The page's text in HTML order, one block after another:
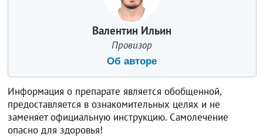
Валентин Ильин
Провизор
Об авторе
Информация о препарате является обобщенной,
предоставляется в ознакомительных целях и не
заменяет официальную инструкцию. Самолечение
опасно для здоровья!